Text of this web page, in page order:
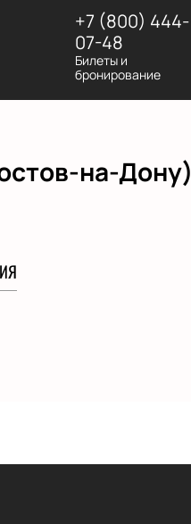
+7 (800) 444-
07-48
Билеты и
бронирование
на-Дону)